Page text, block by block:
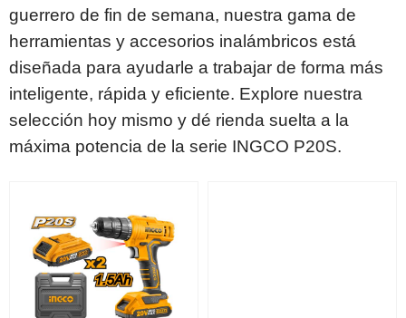
guerrero de fin de semana, nuestra gama de
herramientas y accesorios inalámbricos está
diseñada para ayudarle a trabajar de forma más
inteligente, rápida y eficiente. Explore nuestra
selección hoy mismo y dé rienda suelta a la
máxima potencia de la serie INGCO P20S.